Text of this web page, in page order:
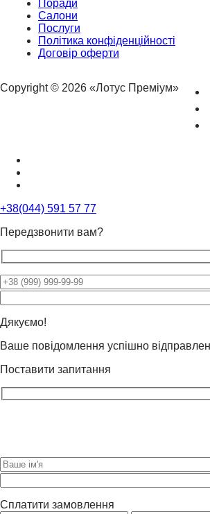
Поради
Салони
Послуги
Політика конфіденційності
Договір оферти
Copyright © 2026 «Лотус Преміум»
+38(044) 591 57 77
Передзвонити вам?
leave
this
empty.
Дякуємо!
Ваше повідомлення успішно
Поставити запитання
leave
this
Сплатити замовлення